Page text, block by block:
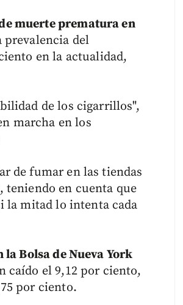
muerte prematura en
prevalencia del
en la actualidad,
de los cigarrillos",
marcha en los
de fumar en las tiendas
teniendo en cuenta que
la mitad lo intenta cada
Bolsa de Nueva York
caído el 9,12 por ciento,
por ciento.